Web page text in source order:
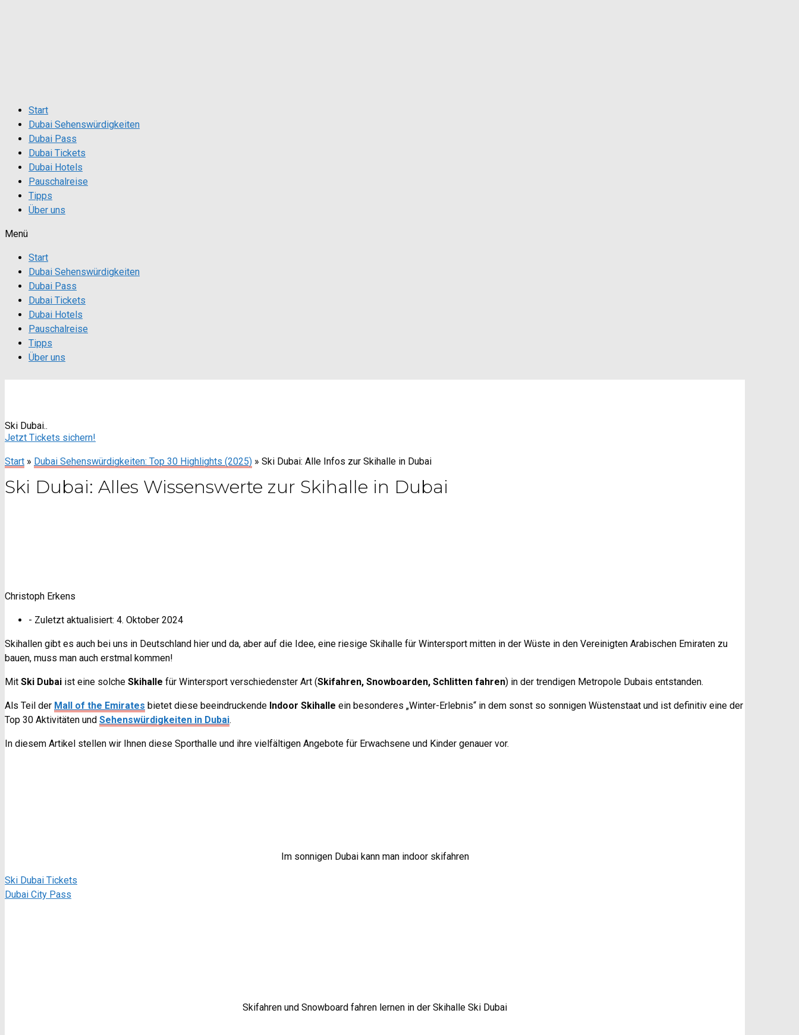
Start
Dubai Sehenswürdigkeiten
Dubai Pass
Dubai Tickets
Dubai Hotels
Pauschalreise
Tipps
Über uns
Menü
Start
Dubai Sehenswürdigkeiten
Dubai Pass
Dubai Tickets
Dubai Hotels
Pauschalreise
Tipps
Über uns
Ski Dubai..
Jetzt Tickets sichern!
Start » Dubai Sehenswürdigkeiten: Top 30 Highlights (2025) » Ski Dubai: Alle Infos zur Skihalle in Dubai
Ski Dubai: Alles Wissenswerte zur Skihalle in Dubai
Christoph Erkens
- Zuletzt aktualisiert: 4. Oktober 2024
Skihallen gibt es auch bei uns in Deutschland hier und da, aber auf die Idee, eine riesige Skihalle für Wintersport mitten in der Wüste in den Vereinigten Arabischen Emiraten zu
bauen, muss man auch erstmal kommen!
Mit Ski Dubai ist eine solche Skihalle für Wintersport verschiedenster Art (Skifahren, Snowboarden, Schlitten fahren) in der trendigen Metropole Dubais entstanden.
Als Teil der Mall of the Emirates bietet diese beeindruckende Indoor Skihalle ein besonderes „Winter-Erlebnis“ in dem sonst so sonnigen Wüstenstaat und ist definitiv eine der
Top 30 Aktivitäten und Sehenswürdigkeiten in Dubai.
In diesem Artikel stellen wir Ihnen diese Sporthalle und ihre vielfältigen Angebote für Erwachsene und Kinder genauer vor.
Im sonnigen Dubai kann man indoor skifahren
Ski Dubai Tickets
Dubai City Pass
Skifahren und Snowboard fahren lernen in der Skihalle Ski Dubai